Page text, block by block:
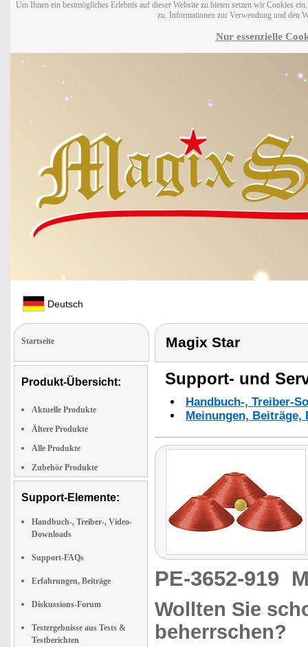
Um Ihnen ein bestmögliches Erlebnis auf dieser Website zu bieten setzen wir Cookies
zu. Informationen zur Verwendung und den
Nur essenzielle
Deutsch
Startseite
Produkt-Übersicht:
Aktuelle Produkte
Ältere Produkte
Alle Produkte
Zubehör Produkte
Support-Elemente:
Handbuch-, Treiber-, Video-
Downloads
Support-FAQs
Erfahrungen, Beiträge
Diskussions-Forum
Testergebnisse aus Tests &
Testberichten
Magix Star
Support- und
Handbuch-, Treiber-
Meinungen,
PE-3652-919
Wollten Sie
beherrschen?